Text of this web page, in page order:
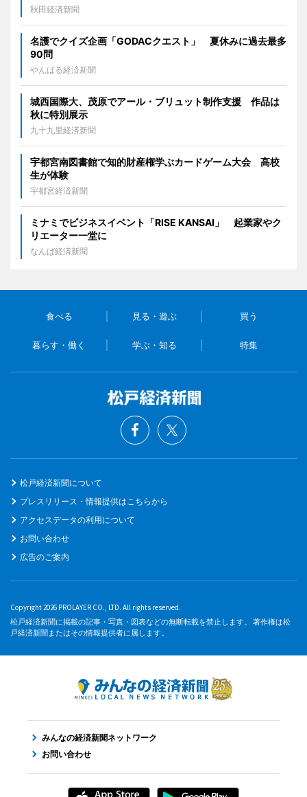
秋田経済新聞
名護でクイズ企画「GODACクエスト」 夏休みに過去最多
90問
やんばる経済新聞
城西国際大、茂原でアール・ブリュット制作支援 作品は
秋に特別展示
九十九里経済新聞
宇都宮南図書館で知的財産権学ぶカードゲーム大会 高校
生が体験
宇都宮経済新聞
ミナミでビジネスイベント「RISE KANSAI」 起業家やク
リエーター一堂に
なんば経済新聞
食べる 見る・遊ぶ 買う
暮らす・働く 学ぶ・知る 特集
松戸経済新聞について
プレスリリース・情報提供はこちらから
アクセスデータの利用について
お問い合わせ
広告のご案内
Copyright 2026 PROLAYER CO., LTD. All rights reserved.
松戸経済新聞に掲載の記事・写真・図表などの無断転載を禁止します。 著作権は松
戸経済新聞またはその情報提供者に属します。
みんなの経済新聞ネットワーク
お問い合わせ